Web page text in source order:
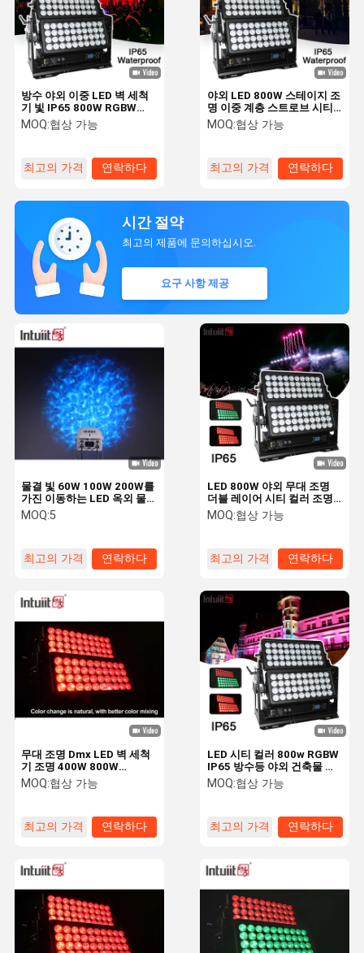
방수 야외 이중 LED 벽 세척
기 빛 IP65 800W RGBW
DMX 시티 호텔 정원
MOQ:협상 가능
최고의 가격 연락하다
야외 LED 800W 스테이지 조
명 이중 계층 스트로브 시티
컬러 조명 벽 세탁 LED 플라
드 라이트 바 DJ 건물 장식
MOQ:협상 가능
최고의 가격 연락하다
시간 절약
최고의 제품에 문의하십시오.
요구 사항 제공
LED 800W 야외 무대 조명
더블 레이어 시티 컬러 조명
벽 세척 LED 투광등 바 DJ 건
물 장식 IP65 DMX용
MOQ:협상 가능
최고의 가격 연락하다
물결 빛 60W 100W 200W를
가진 이동하는 LED 옥외 물
잔물결 영사기
MOQ:5
최고의 가격 연락하다
LED 시티 컬러 800w RGBW
IP65 방수등 야외 건축물 홍
수 벽 세척기 시티 컬러 라이
트
MOQ:협상 가능
최고의 가격 연락하다
무대 조명 Dmx LED 벽 세척
기 조명 400W 800W
1500W IP65 야외 도시 색상
RGBW 스트로브
MOQ:협상 가능
최고의 가격 연락하다